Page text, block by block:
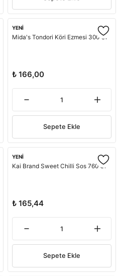
YENİ
Mida's Tondori Köri Ezmesi 300 Gr
₺ 166,00
Sepete Ekle
YENİ
Kai Brand Sweet Chilli Sos 760 Gr
₺ 165,44
Sepete Ekle